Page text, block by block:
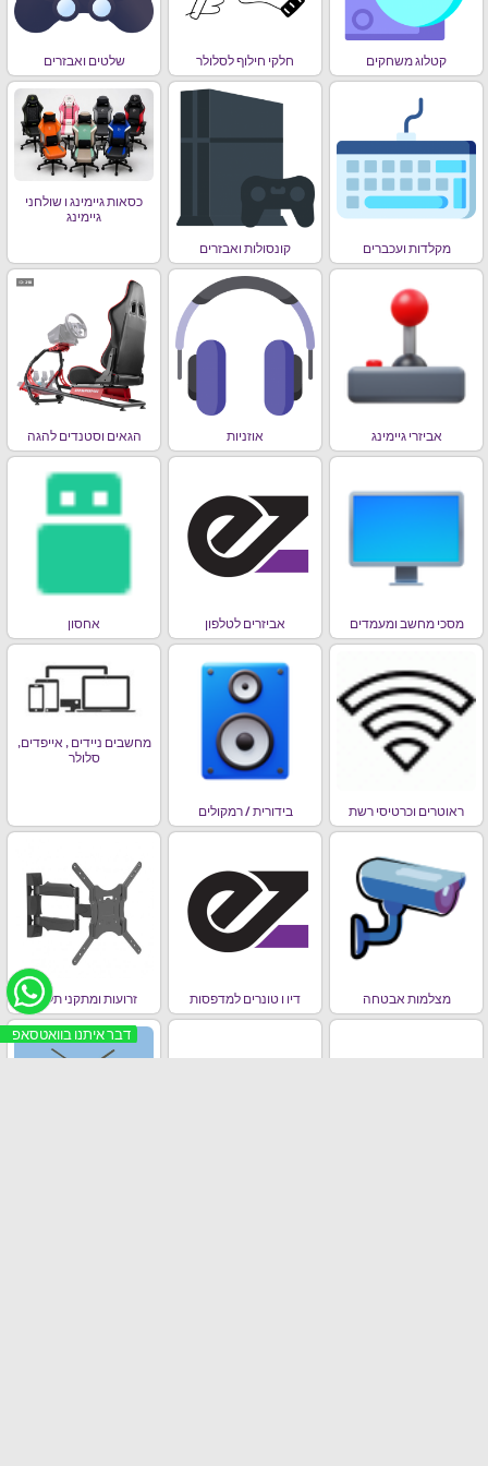
דבר איתנו בוואטסאפ
קטלוג משחקים חלקי חילוף לסלולר שלטים ואבזרים
מקלדות ועכברים קונסולות ואבזרים
כסאות גיימינג ו שולחני
גיימינג
אביזרי גיימינג אוזניות הגאים וסטנדים להגה
מסכי מחשב ומעמדים אביזרים לטלפון אחסון
ראוטרים וכרטיסי רשת בידורית / רמקולים
מחשבים ניידים , אייפדים,
סלולר
מצלמות אבטחה דיו ו טונרים למדפסות זרועות ומתקני תלייה